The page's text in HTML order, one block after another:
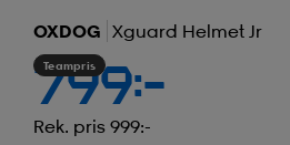
OXDOG Xguard Helmet Jr
Teampris
799:-
Rek. pris 999:-